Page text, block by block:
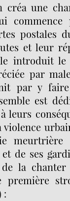
créa une
postales
et leur
introduit le
par
par y faire
est
leurs
violence
meurtrière
de ses
la
première
: